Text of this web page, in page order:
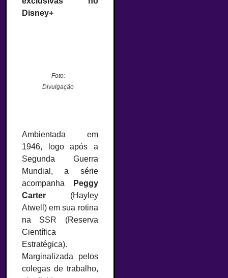
Disney+
Foto:
Divulgação
Ambientada em
1946, logo após a
Segunda Guerra
Mundial, a série
acompanha
Peggy
Carter (Hayley
Atwell) em sua rotina
na SSR (Reserva
Científica
Estratégica).
Marginalizada pelos
colegas de trabalho,